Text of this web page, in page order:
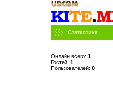
Статистика
Онлайн всего: 1
Гостей: 1
Пользователей: 0